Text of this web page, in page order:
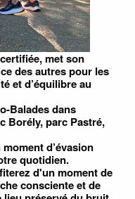
met son
des autres pour les
et d’équilibre au
Balades dans
Borély, parc Pastré,
d’évasion
quotidien.
d'un moment de
consciente et de